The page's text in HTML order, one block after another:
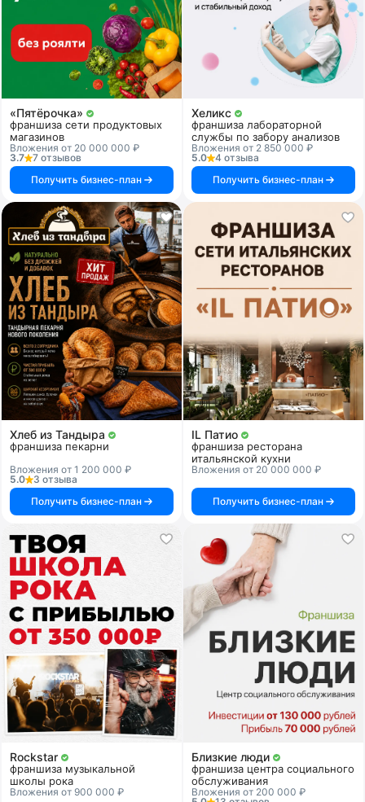
«Пятёрочка»
франшиза сети продуктовых
магазинов
Вложения от 20 000 000 ₽
3.7
7 отзывов
Получить бизнес-план
Хеликс
франшиза лабораторной
службы по забору анализов
Вложения от 2 850 000 ₽
5.0
4 отзыва
Получить бизнес-план
Хлеб из Тандыра
франшиза пекарни
Вложения от 1 200 000 ₽
5.0
3 отзыва
Получить бизнес-план
IL Патио
франшиза ресторана
итальянской кухни
Вложения от 20 000 000 ₽
Получить бизнес-план
Rockstar
франшиза музыкальной
школы рока
Вложения от 900 000 ₽
Близкие люди
франшиза центра социального
обслуживания
Вложения от 200 000 ₽